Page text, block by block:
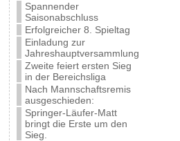
Spannender
Saisonabschluss
Erfolgreicher 8. Spieltag
Einladung zur
Jahreshauptversammlung
Zweite feiert ersten Sieg
in der Bereichsliga
Nach Mannschaftsremis
ausgeschieden:
Springer-Läufer-Matt
bringt die Erste um den
Sieg.